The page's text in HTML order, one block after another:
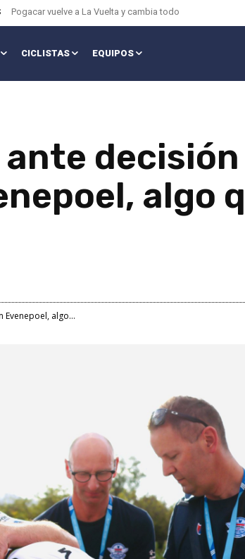
Pogacar vuelve a La Vuelta y cambia todo
CICLISTAS EQUIPOS
decisión
algo
Evenepoel, algo...